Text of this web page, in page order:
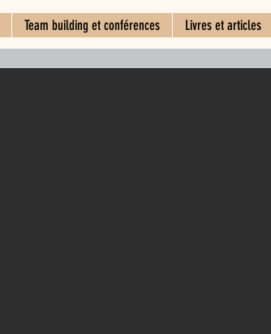
Team building et conférences Livres et articles